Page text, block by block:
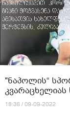
"ნაპოლის“
18:36 / 09-09-2022